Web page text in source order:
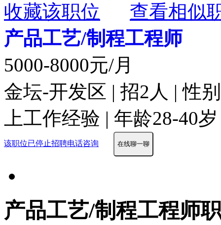
收藏该职位
查看相似
产品工艺/制程工程师
5000-8000元/月
金坛-开发区 | 招2人 | 性
上工作经验 | 年龄28-40岁
该职位已停止招聘电话咨询 在线聊一聊
产品工艺/制程工程师